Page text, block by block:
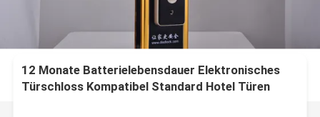
12 Monate Batterielebensdauer Elektronisches
Türschloss Kompatibel Standard Hotel Türen